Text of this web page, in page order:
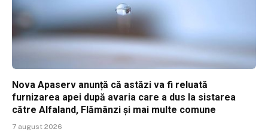
Nova Apaserv anunță că astăzi va fi reluată
furnizarea apei după avaria care a dus la sistarea
către Alfaland, Flămânzi și mai multe comune
7 august 2026